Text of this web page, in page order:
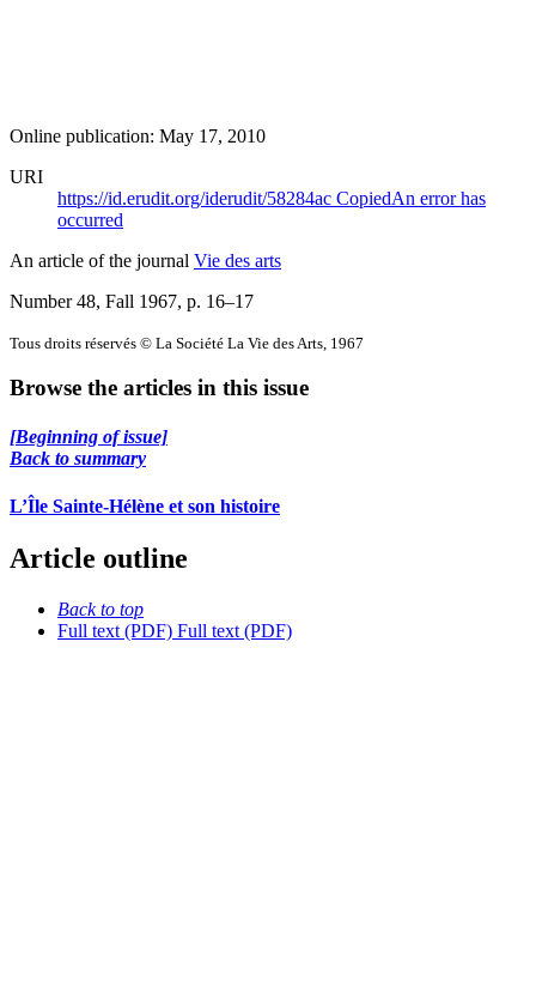
Online publication: May 17, 2010
URI
https://id.erudit.org/iderudit/58284ac CopiedAn error has
occurred
An article of the journal Vie des arts
Number 48, Fall 1967, p. 16–17
Tous droits réservés © La Société La Vie des Arts, 1967
Browse the articles in this issue
[Beginning of issue]
Back to summary
L’Île Sainte-Hélène et son histoire
Article outline
Back to top
Full text (PDF) Full text (PDF)